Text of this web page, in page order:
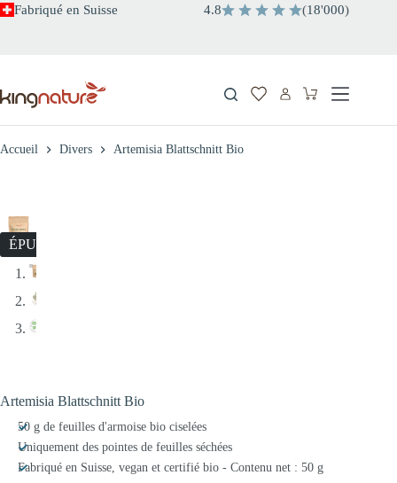
Passer
Fabriqué en Suisse 4.8 (18'000)
Panier
Accueil Divers Artemisia Blattschnitt Bio
ÉPUISÉ
Artemisia Blattschnitt Bio
50 g de feuilles d'armoise bio ciselées
Uniquement des pointes de feuilles séchées
Fabriqué en Suisse, vegan et certifié bio - Contenu net : 50 g